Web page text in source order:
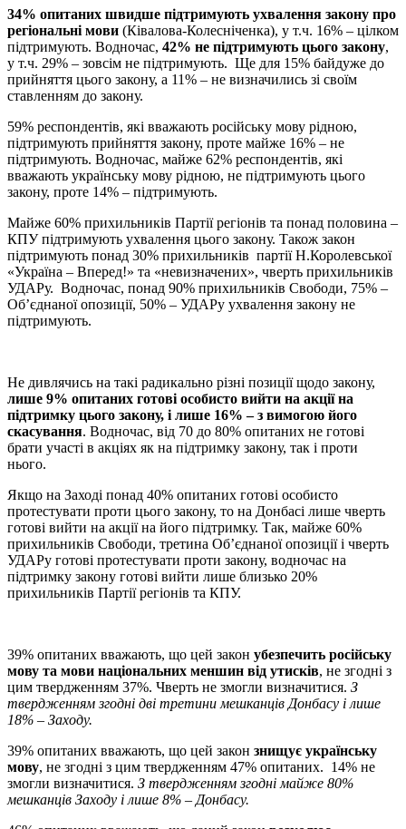
34% опитаних швидше підтримують ухвалення закону про
регіональні мови (Ківалова-Колесніченка), у т.ч. 16% – цілком
підтримують. Водночас, 42% не підтримують цього закону,
у т.ч. 29% – зовсім не підтримують. Ще для 15% байдуже до
прийняття цього закону, а 11% – не визначились зі своїм
ставленням до закону.
59% респондентів, які вважають російську мову рідною,
підтримують прийняття закону, проте майже 16% – не
підтримують. Водночас, майже 62% респондентів, які
вважають українську мову рідною, не підтримують цього
закону, проте 14% – підтримують.
Майже 60% прихильників Партії регіонів та понад половина –
КПУ підтримують ухвалення цього закону. Також закон
підтримують понад 30% прихильників партії Н.Королевської
«Україна – Вперед!» та «невизначених», чверть прихильників
УДАРу. Водночас, понад 90% прихильників Свободи, 75% –
Об’єднаної опозиції, 50% – УДАРу ухвалення закону не
підтримують.
Не дивлячись на такі радикально різні позиції щодо закону,
лише 9% опитаних готові особисто вийти на акції на
підтримку цього закону, і лише 16% – з вимогою його
скасування. Водночас, від 70 до 80% опитаних не готові
брати участі в акціях як на підтримку закону, так і проти
нього.
Якщо на Заході понад 40% опитаних готові особисто
протестувати проти цього закону, то на Донбасі лише чверть
готові вийти на акції на його підтримку. Так, майже 60%
прихильників Свободи, третина Об’єднаної опозиції і чверть
УДАРу готові протестувати проти закону, водночас на
підтримку закону готові вийти лише близько 20%
прихильників Партії регіонів та КПУ.
39% опитаних вважають, що цей закон убезпечить російську
мову та мови національних меншин від утисків, не згодні з
цим твердженням 37%. Чверть не змогли визначитися. З
твердженням згодні дві третини мешканців Донбасу і лише
18% – Заходу.
39% опитаних вважають, що цей закон знищує українську
мову, не згодні з цим твердженням 47% опитаних. 14% не
змогли визначитися. З твердженням згодні майже 80%
мешканців Заходу і лише 8% – Донбасу.